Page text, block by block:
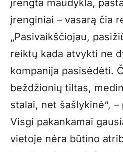
įrenginiai – vasarą čia
„Pasivaikščiojau,
reiktų kada atvykti ne
kompanija pasisėdėti.
beždžionių tiltas,
stalai, net šašlykinė“, –
Visgi pakankamai
vietoje nėra būtino